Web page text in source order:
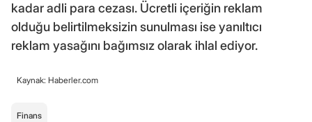
kadar adli para cezası. Ücretli içeriğin reklam
olduğu belirtilmeksizin sunulması ise yanıltıcı
reklam yasağını bağımsız olarak ihlal ediyor.
Kaynak: Haberler.com
Finans